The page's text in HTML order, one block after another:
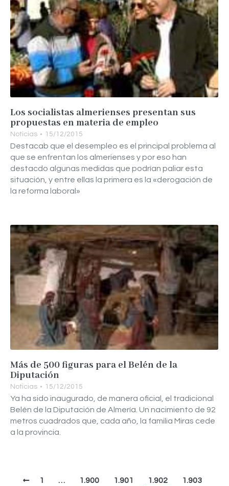
Los socialistas almerienses presentan sus
propuestas en materia de empleo
Noticias 15/12/2015
Destacab que el desempleo es el principal problema al
que se enfrentan los almerienses y por eso han
destacdo algunas medidas que podrían paliar esta
situación, y entre ellas la primera es la «derogación de
la reforma laboral»
Más de 500 figuras para el Belén de la
Diputación
Noticias 15/12/2015
Ya ha sido inaugurado, de manera oficial, el tradicional
Belén de la Diputación de Almería. Un nacimiento de 92
metros cuadrados que, cada año, la familia Miras cede
a la provincia.
1 … 1.900 1.901 1.902
1.903